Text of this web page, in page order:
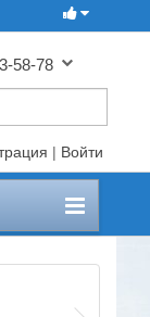
58-78
| Войти